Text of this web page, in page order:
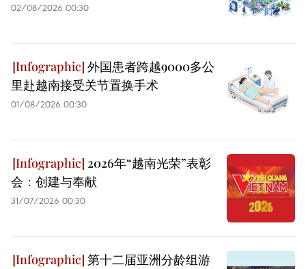
02/08/2026 00:30
外国患者跨越9000多公
里赴越南接受关节置换手术
01/08/2026 00:30
2026年“越南光荣”表彰
会：创建与奉献
31/07/2026 00:30
第十二届亚洲分龄组游